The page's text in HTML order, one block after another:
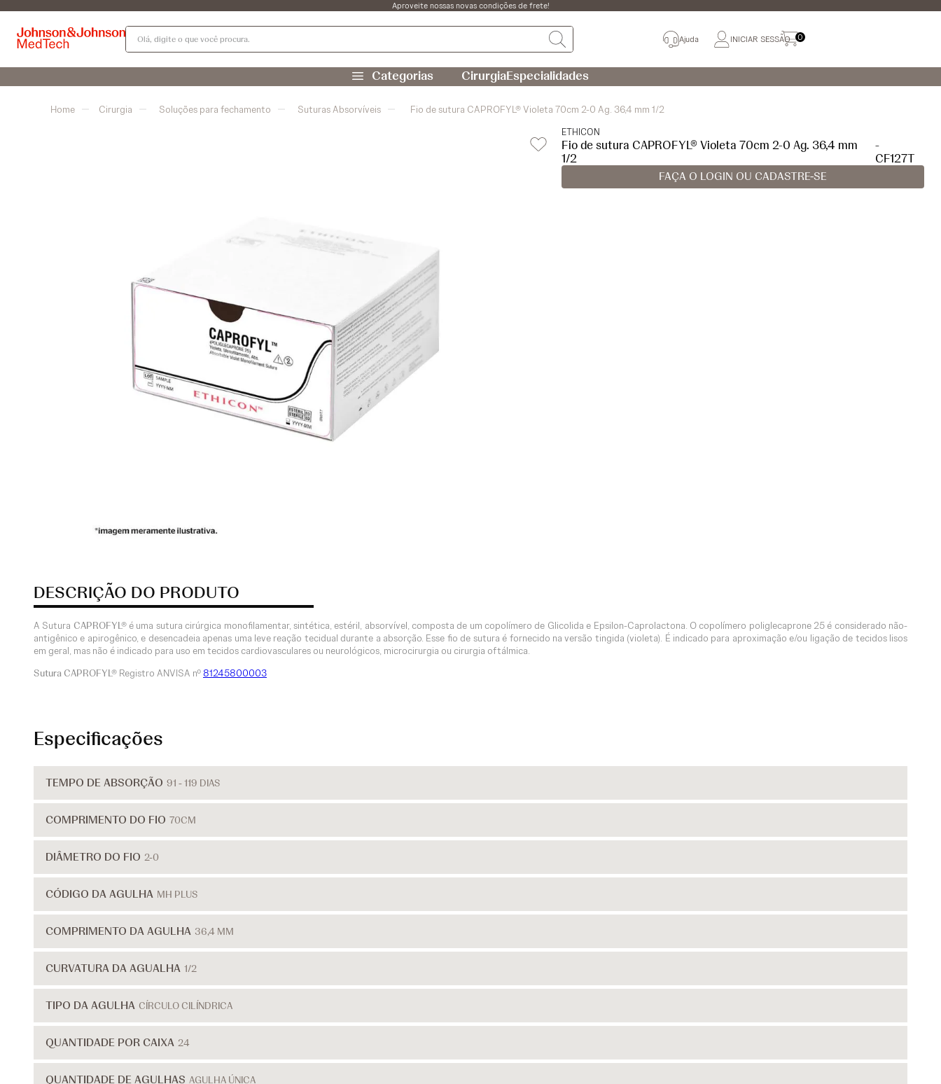
Aproveite nossas novas condições de frete!
Olá, digite o que você procura.
Ajuda INICIAR SESSÃO 0
CirurgiaEspecialidades
Cirurgia Soluções para fechamento Suturas Absorvíveis Fio de sutura CAPROFYL® Violeta 70cm 2-0 Ag. 36,4 mm 1/2
ETHICON
Fio de sutura CAPROFYL® Violeta 70cm 2-0 Ag. 36,4 mm
1/2
-
CF127T
FAÇA O LOGIN OU CADASTRE-SE
DESCRIÇÃO DO PRODUTO
A Sutura CAPROFYL®é uma sutura cirúrgica monofilamentar, sintética, estéril, absorvível, composta de um copolímero de Glicolida e Epsilon-Caprolactona. O copolímero poliglecaprone 25 é considerado não-
antigênico e apirogênico, e desencadeia apenas uma leve reação tecidual durante a absorção. Esse fio de sutura é fornecido na versão tingida (violeta). É indicado para aproximação e/ou ligação de tecidos lisos
em geral, mas não é indicado para uso em tecidos cardiovasculares ou neurológicos, microcirurgia ou cirurgia oftálmica.
Sutura CAPROFYL® Registro ANVISA nº 81245800003
Especificações
TEMPO DE ABSORÇÃO 91 - 119 DIAS
COMPRIMENTO DO FIO 70CM
DIÂMETRO DO FIO 2-0
CÓDIGO DA AGULHA MH PLUS
COMPRIMENTO DA AGULHA 36,4 MM
CURVATURA DA AGUALHA 1/2
TIPO DA AGULHA CÍRCULO CILÍNDRICA
QUANTIDADE POR CAIXA 24
QUANTIDADE DE AGULHAS AGULHA ÚNICA